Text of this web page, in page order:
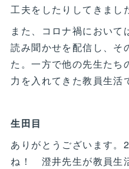
工夫をしたりしてきまし
また、コロナ禍において
読み聞かせを配信し、そ
た。一方で他の先生たち
力を入れてきた教員生活
生田目
ありがとうございます。
ね！ 澄井先生が教員生